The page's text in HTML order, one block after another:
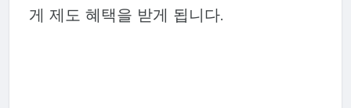
게 제도 혜택을 받게 됩니다.